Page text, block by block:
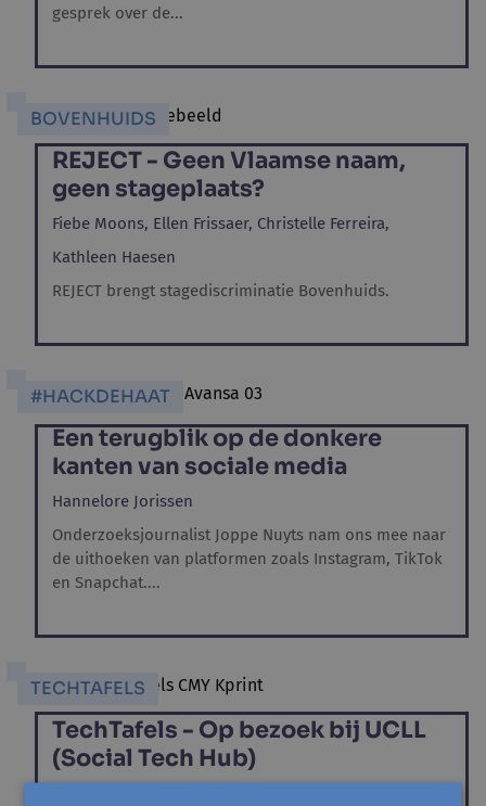
gesprek over de...
BOVENHUIDS
REJECT - Geen Vlaamse naam,
geen stageplaats?
Fiebe Moons, Ellen Frissaer, Christelle Ferreira,
Kathleen Haesen
REJECT brengt stagediscriminatie Bovenhuids.
#HACKDEHAAT
Een terugblik op de donkere
kanten van sociale media
Hannelore Jorissen
Onderzoeksjournalist Joppe Nuyts nam ons mee naar
de uithoeken van platformen zoals Instagram, TikTok
en Snapchat....
TECHTAFELS
TechTafels - Op bezoek bij UCLL
(Social Tech Hub)